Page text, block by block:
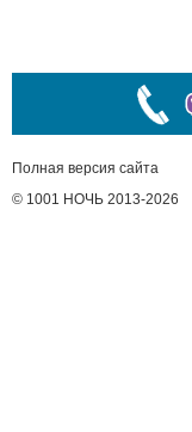
Полная версия сайта
© 1001 НОЧЬ 2013-2026